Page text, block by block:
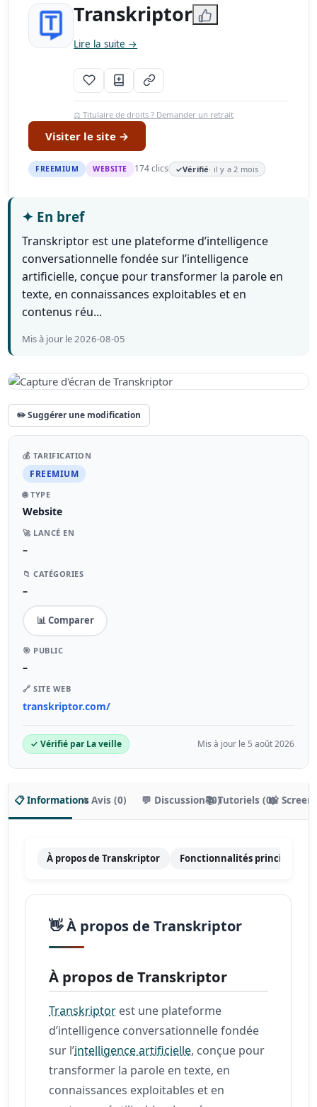
Transkriptor
Lire la suite →
⚖️ Titulaire de droits ? Demander un retrait
Visiter le site →
FREEMIUM WEBSITE 174 clics ✓Vérifié· il y a 2 mois
✦ En bref
Transkriptor est une plateforme d’intelligence
conversationnelle fondée sur l’intelligence
artificielle, conçue pour transformer la parole en
texte, en connaissances exploitables et en
contenus réu...
Mis à jour le 2026-08-05
✏️ Suggérer une modification
💰 TARIFICATION
FREEMIUM
🌐 TYPE
Website
🚀 LANCÉ EN
–
📁 CATÉGORIES
–
📊 Comparer
🎯 PUBLIC
–
🔗 SITE WEB
transkriptor.com/
✓ Vérifié par La veille Mis à jour le 5 août 2026
📋 Informations⭐ Avis (0) 💬 Discussion (0)📚 Tutoriels (0)📸
À propos de Transkriptor Fonctionnalités principales
👋 À propos de Transkriptor
À propos de Transkriptor
Transkriptor est une plateforme
d’intelligence conversationnelle fondée
sur l’intelligence artificielle, conçue pour
transformer la parole en texte, en
connaissances exploitables et en